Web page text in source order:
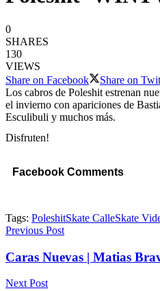
0
SHARES
130
VIEWS
Share on Facebook
Share on
Los cabros de Poleshit estrenan
el invierno con apariciones de
Esculibuli y muchos más.
Disfruten!
Facebook Comments
Tags: PoleshitSkate CalleSkate
Previous Post
Caras Nuevas | Matias
Next Post